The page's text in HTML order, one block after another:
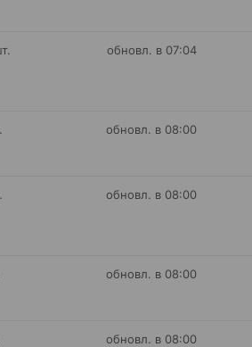
обновл. в 07:04
обновл. в 08:00
обновл. в 08:00
обновл. в 08:00
обновл. в 08:00